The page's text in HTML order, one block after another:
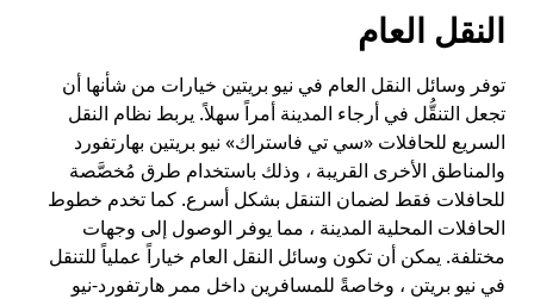
النقل العام
توفر وسائل النقل العام في نيو بريتين خيارات من شأنها أن
تجعل التنقُّل في أرجاء المدينة أمراً سهلاً. يربط نظام النقل
السريع للحافلات «سي تي فاستراك» نيو بريتين بهارتفورد
والمناطق الأخرى القريبة ، وذلك باستخدام طرق مُخصَّصة
للحافلات فقط لضمان التنقل بشكل أسرع. كما تخدم خطوط
الحافلات المحلية المدينة ، مما يوفر الوصول إلى وجهات
مختلفة. يمكن أن تكون وسائل النقل العام خياراً عملياً للتنقل
في نيو بريتن ، وخاصةً للمسافرين داخل ممر هارتفورد-نيو